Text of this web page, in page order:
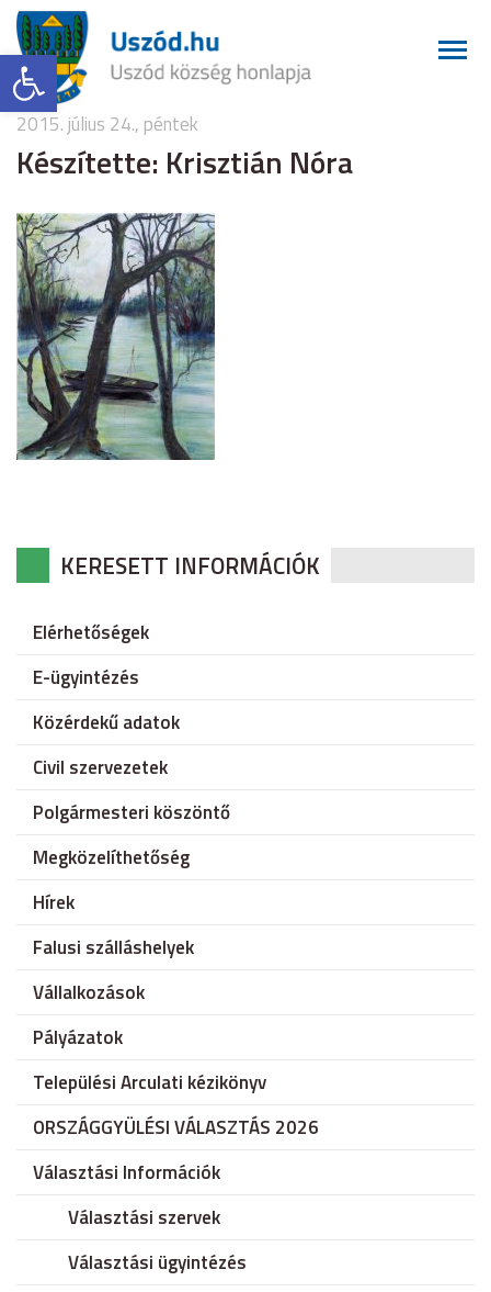
Eszköztár megnyitása
2015. július 24., péntek
Készítette: Krisztián Nóra
KERESETT INFORMÁCIÓK
Elérhetőségek
E-ügyintézés
Közérdekű adatok
Civil szervezetek
Polgármesteri köszöntő
Megközelíthetőség
Hírek
Falusi szálláshelyek
Vállalkozások
Pályázatok
Települési Arculati kézikönyv
ORSZÁGGYÜLÉSI VÁLASZTÁS 2026
Választási Információk
Választási szervek
Választási ügyintézés